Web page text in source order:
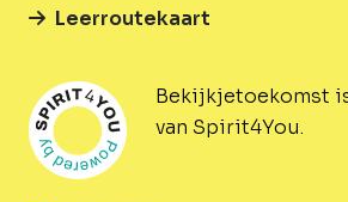
Bekijkjetoekomst
van Spirit4You.
Leerroutekaart